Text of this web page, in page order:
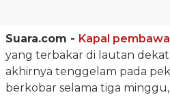
Suara.com - Kapal
yang terbakar di lautan dekat
akhirnya tenggelam pada
berkobar selama tiga